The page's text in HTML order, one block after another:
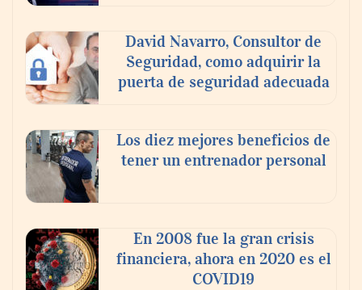
‘El ransomware se puede vencer. No
Ricardo Palacio Escobar
David Navarro, Consultor de
Seguridad, como adquirir la
puerta de seguridad adecuada
Los diez mejores beneficios de
tener un entrenador personal
En 2008 fue la gran crisis
financiera, ahora en 2020 es el
COVID19